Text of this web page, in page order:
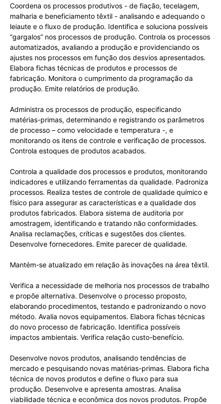
Coordena os processos produtivos - de fiação, tecelagem,
malharia e beneficiamento têxtil - analisando e adequando o
leiaute e o fluxo de produção. Identifica e soluciona possíveis
“gargalos” nos processos de produção. Controla os processos
automatizados, avaliando a produção e providenciando os
ajustes nos processos em função dos desvios apresentados.
Elabora fichas técnicas de produtos e processos de
fabricação. Monitora o cumprimento da programação da
produção. Emite relatórios de produção.
Administra os processos de produção, especificando
matérias-primas, determinando e registrando os parâmetros
de processo – como velocidade e temperatura -, e
monitorando os itens de controle e verificação de processos.
Controla estoques de produtos acabados.
Controla a qualidade dos processos e produtos, monitorando
indicadores e utilizando ferramentas da qualidade. Padroniza
processos. Realiza testes de controle de qualidade químico e
físico para assegurar as características e a qualidade dos
produtos fabricados. Elabora sistema de auditoria por
amostragem, identificando e tratando não conformidades.
Analisa reclamações, críticas e sugestões dos clientes.
Desenvolve fornecedores. Emite parecer de qualidade.
Mantém-se atualizado em relação às inovações na área têxtil.
Verifica a necessidade de melhoria nos processos de trabalho
e propõe alternativa. Desenvolve o processo proposto,
elaborando procedimentos, testando e padronizando o novo
método. Avalia novos equipamentos. Elabora fichas técnicas
do novo processo de fabricação. Identifica possíveis
impactos ambientais. Verifica relação custo-benefício.
Desenvolve novos produtos, analisando tendências de
mercado e pesquisando novas matérias-primas. Elabora ficha
técnica de novos produtos e define o fluxo para sua
produção. Desenvolve e apresenta amostras. Analisa
viabilidade técnica e econômica dos novos produtos. Propõe